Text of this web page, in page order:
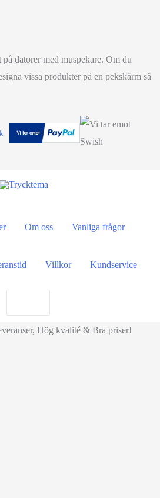
datorer med muspekare. Om du
vissa produkter på en pekskärm så
Om oss Vanliga frågor
Villkor Kundservice
Hög kvalité & Bra priser!